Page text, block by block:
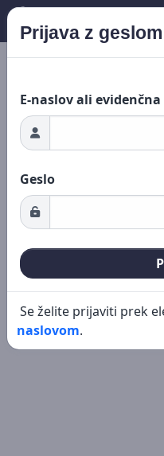
Nalaganje ...
Prijava z geslom
E-naslov ali
Geslo
Se želite prijaviti prek
naslovom.